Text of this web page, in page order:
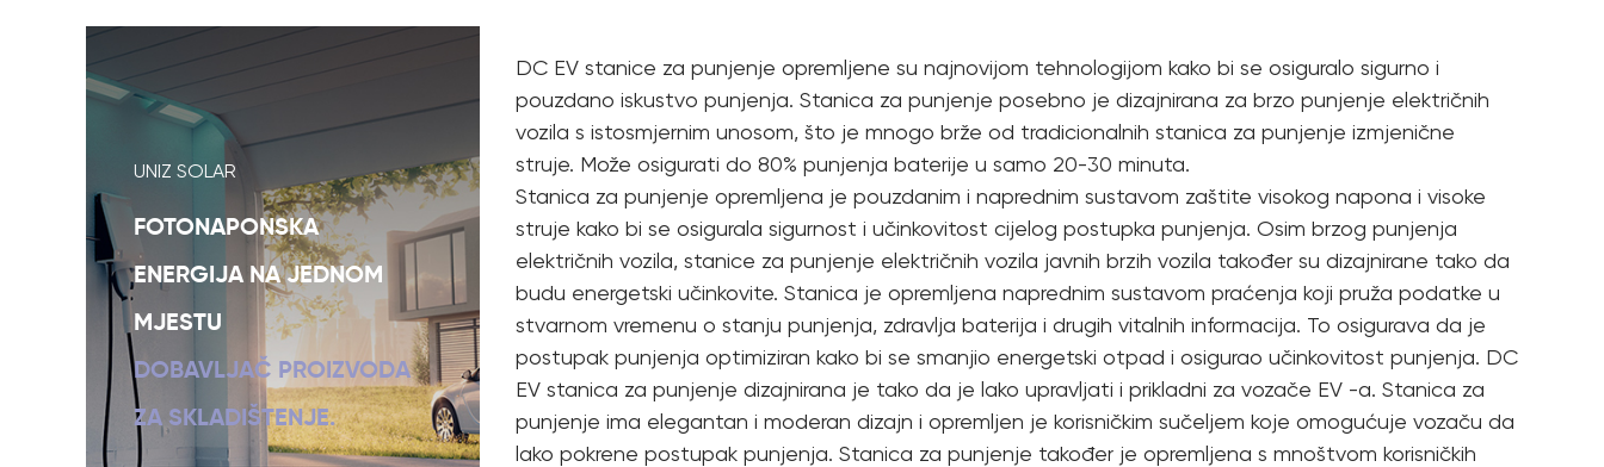
UNIZ SOLAR
FOTONAPONSKA
ENERGIJA NA JEDNOM
MJESTU
DOBAVLJAČ PROIZVODA
ZA SKLADIŠTENJE.
DC EV stanice za punjenje opremljene su najnovijom tehnologijom kako bi se osiguralo sigurno i
pouzdano iskustvo punjenja. Stanica za punjenje posebno je dizajnirana za brzo punjenje električnih
vozila s istosmjernim unosom, što je mnogo brže od tradicionalnih stanica za punjenje izmjenične
struje. Može osigurati do 80% punjenja baterije u samo 20-30 minuta.
Stanica za punjenje opremljena je pouzdanim i naprednim sustavom zaštite visokog napona i visoke
struje kako bi se osigurala sigurnost i učinkovitost cijelog postupka punjenja. Osim brzog punjenja
električnih vozila, stanice za punjenje električnih vozila javnih brzih vozila također su dizajnirane tako da
budu energetski učinkovite. Stanica je opremljena naprednim sustavom praćenja koji pruža podatke u
stvarnom vremenu o stanju punjenja, zdravlja baterija i drugih vitalnih informacija. To osigurava da je
postupak punjenja optimiziran kako bi se smanjio energetski otpad i osigurao učinkovitost punjenja. DC
EV stanica za punjenje dizajnirana je tako da je lako upravljati i prikladni za vozače EV -a. Stanica za
punjenje ima elegantan i moderan dizajn i opremljen je korisničkim sučeljem koje omogućuje vozaču da
lako pokrene postupak punjenja. Stanica za punjenje također je opremljena s mnoštvom korisničkih